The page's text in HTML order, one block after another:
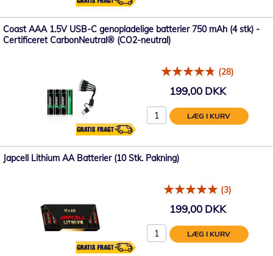
Coast AAA 1.5V USB-C genopladelige batterier 750 mAh (4 stk) -
Certificeret CarbonNeutral® (CO2-neutral)
(28)
199,00 DKK
LÆG I KURV
Japcell Lithium AA Batterier (10 Stk. Pakning)
(3)
199,00 DKK
LÆG I KURV